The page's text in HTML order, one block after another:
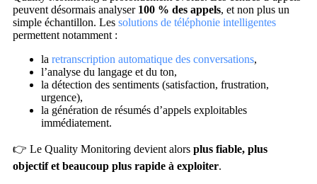
peuvent désormais analyser 100 % des appels, et non plus un
simple échantillon. Les solutions de téléphonie intelligentes
permettent notamment :
la retranscription automatique des conversations,
l’analyse du langage et du ton,
la détection des sentiments (satisfaction, frustration,
urgence),
la génération de résumés d’appels exploitables
immédiatement.
👉 Le Quality Monitoring devient alors plus fiable, plus
objectif et beaucoup plus rapide à exploiter.